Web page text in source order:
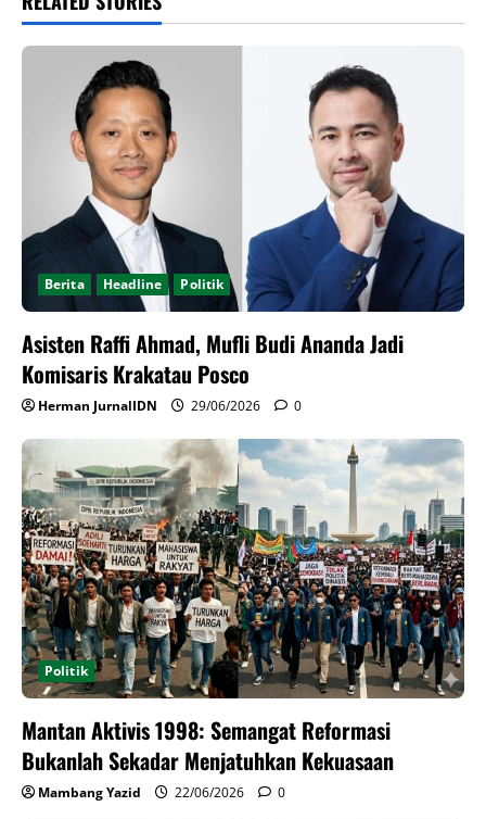
Berita Headline Politik
Asisten Raffi Ahmad, Mufli Budi Ananda Jadi
Komisaris Krakatau Posco
Herman JurnalIDN 29/06/2026 0
Politik
Mantan Aktivis 1998: Semangat Reformasi
Bukanlah Sekadar Menjatuhkan Kekuasaan
Mambang Yazid 22/06/2026 0